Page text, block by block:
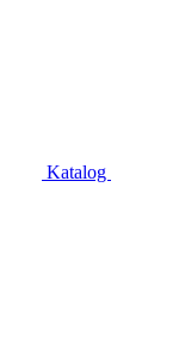
Katalog